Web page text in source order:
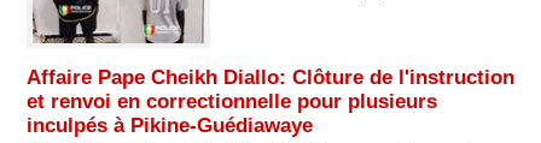
Affaire Pape Cheikh Diallo: Clôture de l'instruction
et renvoi en correctionnelle pour plusieurs
inculpés à Pikine-Guédiawaye